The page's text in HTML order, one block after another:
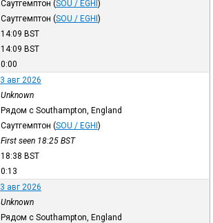
Саутгемптон (SOU / EGHI)
Саутгемптон (SOU / EGHI)
14:09 BST
14:09 BST
0:00
3 авг 2026
Unknown
Рядом с Southampton, England
Саутгемптон (SOU / EGHI)
First seen 18:25 BST
18:38 BST
0:13
3 авг 2026
Unknown
Рядом с Southampton, England